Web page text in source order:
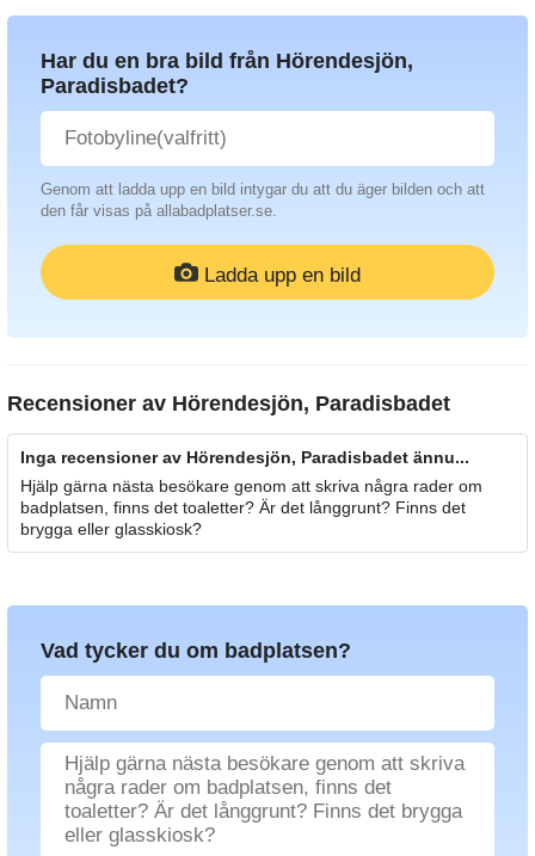
Har du en bra bild från Hörendesjön,
Paradisbadet?
Genom att ladda upp en bild intygar du att du äger bilden och att
den får visas på allabadplatser.se.
Ladda upp en bild
Recensioner av Hörendesjön, Paradisbadet
Inga recensioner av Hörendesjön, Paradisbadet ännu...
Hjälp gärna nästa besökare genom att skriva några rader om
badplatsen, finns det toaletter? Är det långgrunt? Finns det
brygga eller glasskiosk?
Vad tycker du om badplatsen?